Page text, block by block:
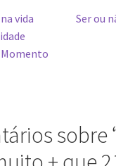
vida
Ser ou
sobre